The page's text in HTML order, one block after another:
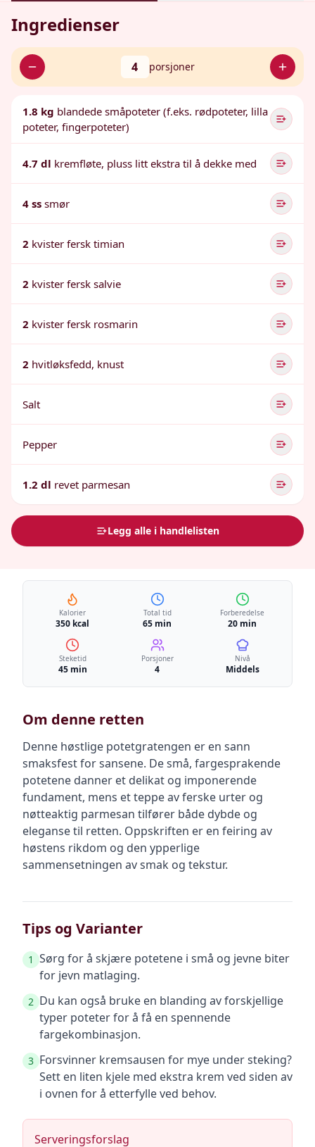
Ingredienser
4 porsjoner
1.8 kg blandede småpoteter (f.eks. rødpoteter, lilla
poteter, fingerpoteter)
4.7 dl kremfløte, pluss litt ekstra til å dekke med
4 ss smør
2 kvister fersk timian
2 kvister fersk salvie
2 kvister fersk rosmarin
2 hvitløksfedd, knust
Salt
Pepper
1.2 dl revet parmesan
Legg alle i handlelisten
Kalorier
350 kcal
Total tid
65 min
Forberedelse
20 min
Steketid
45 min
Porsjoner
4
Nivå
Middels
Om denne retten
Denne høstlige potetgratengen er en sann
smaksfest for sansene. De små, fargesprakende
potetene danner et delikat og imponerende
fundament, mens et teppe av ferske urter og
nøtteaktig parmesan tilfører både dybde og
eleganse til retten. Oppskriften er en feiring av
høstens rikdom og den ypperlige
sammensetningen av smak og tekstur.
Tips og Varianter
1 Sørg for å skjære potetene i små og jevne biter
for jevn matlaging.
2 Du kan også bruke en blanding av forskjellige
typer poteter for å få en spennende
fargekombinasjon.
3 Forsvinner kremsausen for mye under steking?
Sett en liten kjele med ekstra krem ved siden av
i ovnen for å etterfylle ved behov.
Serveringsforslag